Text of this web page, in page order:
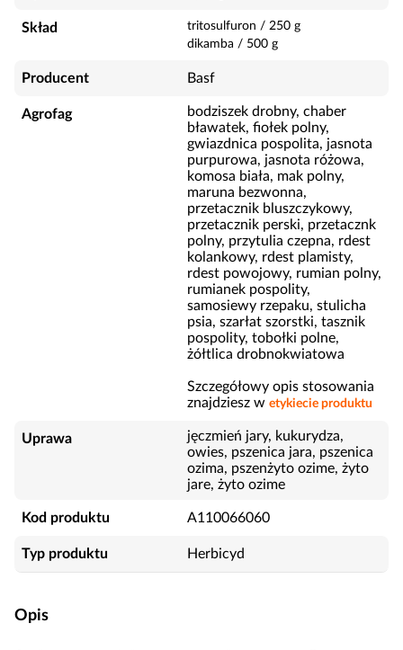
Skład tritosulfuron / 250 g
dikamba / 500 g
Producent Basf
Agrofag
bodziszek drobny, chaber
bławatek, fiołek polny,
gwiazdnica pospolita, jasnota
purpurowa, jasnota różowa,
komosa biała, mak polny,
maruna bezwonna,
przetacznik bluszczykowy,
przetacznik perski, przetacznk
polny, przytulia czepna, rdest
kolankowy, rdest plamisty,
rdest powojowy, rumian polny,
rumianek pospolity,
samosiewy rzepaku, stulicha
psia, szarłat szorstki, tasznik
pospolity, tobołki polne,
żółtlica drobnokwiatowa
Szczegółowy opis stosowania
znajdziesz w etykiecie produktu
Uprawa
jęczmień jary, kukurydza,
owies, pszenica jara, pszenica
ozima, pszenżyto ozime, żyto
jare, żyto ozime
Kod produktu A110066060
Typ produktu Herbicyd
Opis